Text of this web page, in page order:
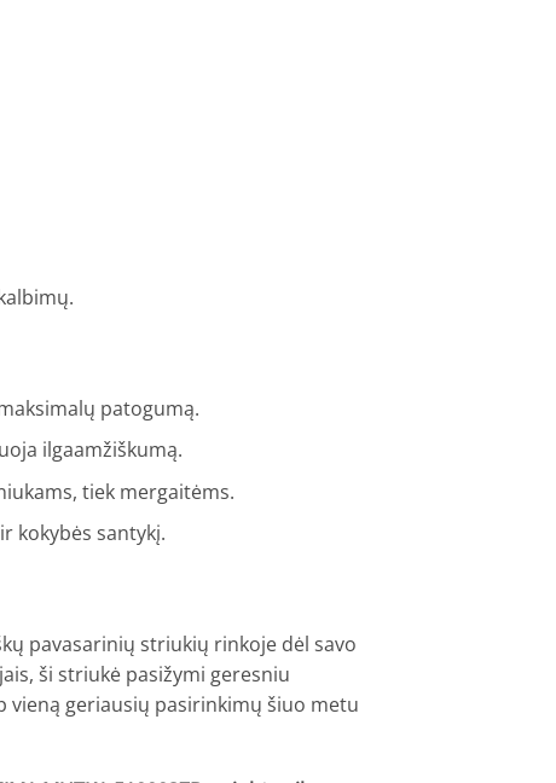
patogumą.
ilgaamžiškumą.
tiek mergaitėms.
kokybės santykį.
pavasarinių striukių rinkoje dėl savo
ši striukė pasižymi geresniu
geriausių pasirinkimų šiuo metu